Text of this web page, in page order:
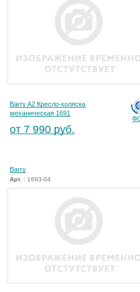
Barry A2 Кресло-коляска
механическая 1691
от 7 990 руб.
Barry
Арт. : 1693-04